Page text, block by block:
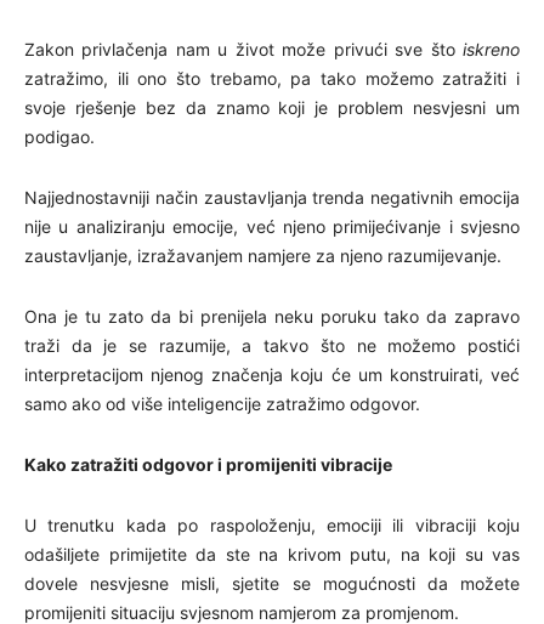
Zakon privlačenja nam u život može privući sve što iskreno
zatražimo, ili ono što trebamo, pa tako možemo zatražiti i
svoje rješenje bez da znamo koji je problem nesvjesni um
podigao.
Najjednostavniji način zaustavljanja trenda negativnih emocija
nije u analiziranju emocije, već njeno primijećivanje i svjesno
zaustavljanje, izražavanjem namjere za njeno razumijevanje.
Ona je tu zato da bi prenijela neku poruku tako da zapravo
traži da je se razumije, a takvo što ne možemo postići
interpretacijom njenog značenja koju će um konstruirati, već
samo ako od više inteligencije zatražimo odgovor.
Kako zatražiti odgovor i promijeniti vibracije
U trenutku kada po raspoloženju, emociji ili vibraciji koju
odašiljete primijetite da ste na krivom putu, na koji su vas
dovele nesvjesne misli, sjetite se mogućnosti da možete
promijeniti situaciju svjesnom namjerom za promjenom.